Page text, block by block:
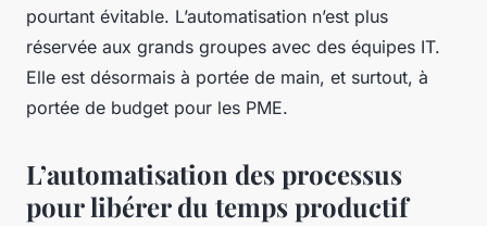
pourtant évitable. L’automatisation n’est plus
réservée aux grands groupes avec des équipes IT.
Elle est désormais à portée de main, et surtout, à
portée de budget pour les PME.
L’automatisation des processus
pour libérer du temps productif